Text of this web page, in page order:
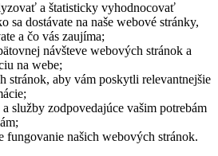
a štatisticky vyhodnocovať
sa dostávate na naše webové stránky,
a čo vás zaujíma;
návšteve webových stránok a
na webe;
stránok, aby vám poskytli relevantnejšie
služby zodpovedajúce vašim potrebám
fungovanie našich webových stránok.